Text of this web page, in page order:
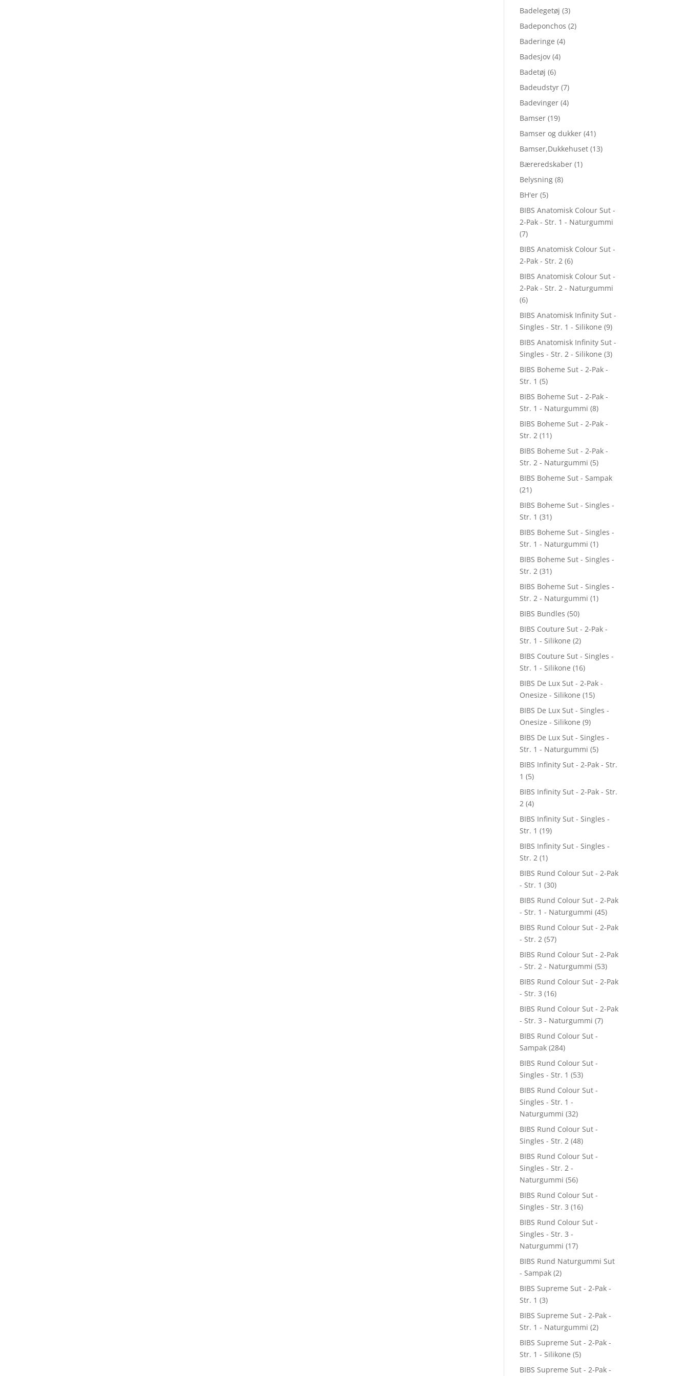
Badelegetøj (3)
Badeponchos (2)
Baderinge (4)
Badesjov (4)
Badetøj (6)
Badeudstyr (7)
Badevinger (4)
Bamser (19)
Bamser og dukker (41)
Bamser,Dukkehuset (13)
Bæreredskaber (1)
Belysning (8)
BH'er (5)
BIBS Anatomisk Colour Sut -
2-Pak - Str. 1 - Naturgummi
(7)
BIBS Anatomisk Colour Sut -
2-Pak - Str. 2 (6)
BIBS Anatomisk Colour Sut -
2-Pak - Str. 2 - Naturgummi
(6)
BIBS Anatomisk Infinity Sut -
Singles - Str. 1 - Silikone (9)
BIBS Anatomisk Infinity Sut -
Singles - Str. 2 - Silikone (3)
BIBS Boheme Sut - 2-Pak -
Str. 1 (5)
BIBS Boheme Sut - 2-Pak -
Str. 1 - Naturgummi (8)
BIBS Boheme Sut - 2-Pak -
Str. 2 (11)
BIBS Boheme Sut - 2-Pak -
Str. 2 - Naturgummi (5)
BIBS Boheme Sut - Sampak
(21)
BIBS Boheme Sut - Singles -
Str. 1 (31)
BIBS Boheme Sut - Singles -
Str. 1 - Naturgummi (1)
BIBS Boheme Sut - Singles -
Str. 2 (31)
BIBS Boheme Sut - Singles -
Str. 2 - Naturgummi (1)
BIBS Bundles (50)
BIBS Couture Sut - 2-Pak -
Str. 1 - Silikone (2)
BIBS Couture Sut - Singles -
Str. 1 - Silikone (16)
BIBS De Lux Sut - 2-Pak -
Onesize - Silikone (15)
BIBS De Lux Sut - Singles -
Onesize - Silikone (9)
BIBS De Lux Sut - Singles -
Str. 1 - Naturgummi (5)
BIBS Infinity Sut - 2-Pak - Str.
1 (5)
BIBS Infinity Sut - 2-Pak - Str.
2 (4)
BIBS Infinity Sut - Singles -
Str. 1 (19)
BIBS Infinity Sut - Singles -
Str. 2 (1)
BIBS Rund Colour Sut - 2-Pak
- Str. 1 (30)
BIBS Rund Colour Sut - 2-Pak
- Str. 1 - Naturgummi (45)
BIBS Rund Colour Sut - 2-Pak
- Str. 2 (57)
BIBS Rund Colour Sut - 2-Pak
- Str. 2 - Naturgummi (53)
BIBS Rund Colour Sut - 2-Pak
- Str. 3 (16)
BIBS Rund Colour Sut - 2-Pak
- Str. 3 - Naturgummi (7)
BIBS Rund Colour Sut -
Sampak (284)
BIBS Rund Colour Sut -
Singles - Str. 1 (53)
BIBS Rund Colour Sut -
Singles - Str. 1 -
Naturgummi (32)
BIBS Rund Colour Sut -
Singles - Str. 2 (48)
BIBS Rund Colour Sut -
Singles - Str. 2 -
Naturgummi (56)
BIBS Rund Colour Sut -
Singles - Str. 3 (16)
BIBS Rund Colour Sut -
Singles - Str. 3 -
Naturgummi (17)
BIBS Rund Naturgummi Sut
- Sampak (2)
BIBS Supreme Sut - 2-Pak -
Str. 1 (3)
BIBS Supreme Sut - 2-Pak -
Str. 1 - Naturgummi (2)
BIBS Supreme Sut - 2-Pak -
Str. 1 - Silikone (5)
BIBS Supreme Sut - 2-Pak -